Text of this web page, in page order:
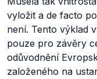
vyložit a de facto
není. Tento výklad
pouze pro závěry
odůvodnění
založeného na